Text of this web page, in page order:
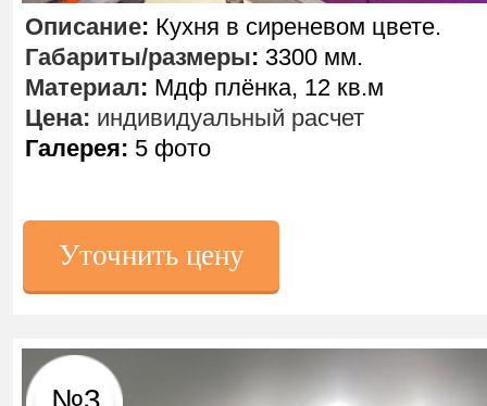
Описание: Кухня в сиреневом цвете.
Габариты/размеры: 3300 мм.
Материал: Мдф плёнка, 12 кв.м
Цена: индивидуальный расчет
Галерея: 5 фото
Уточнить цену